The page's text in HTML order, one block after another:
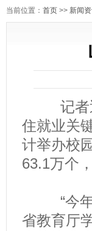
当前位置： 首页 >> 新闻
记者近
住就业关
计举办校
63.1万个
“今年山
省教育厅